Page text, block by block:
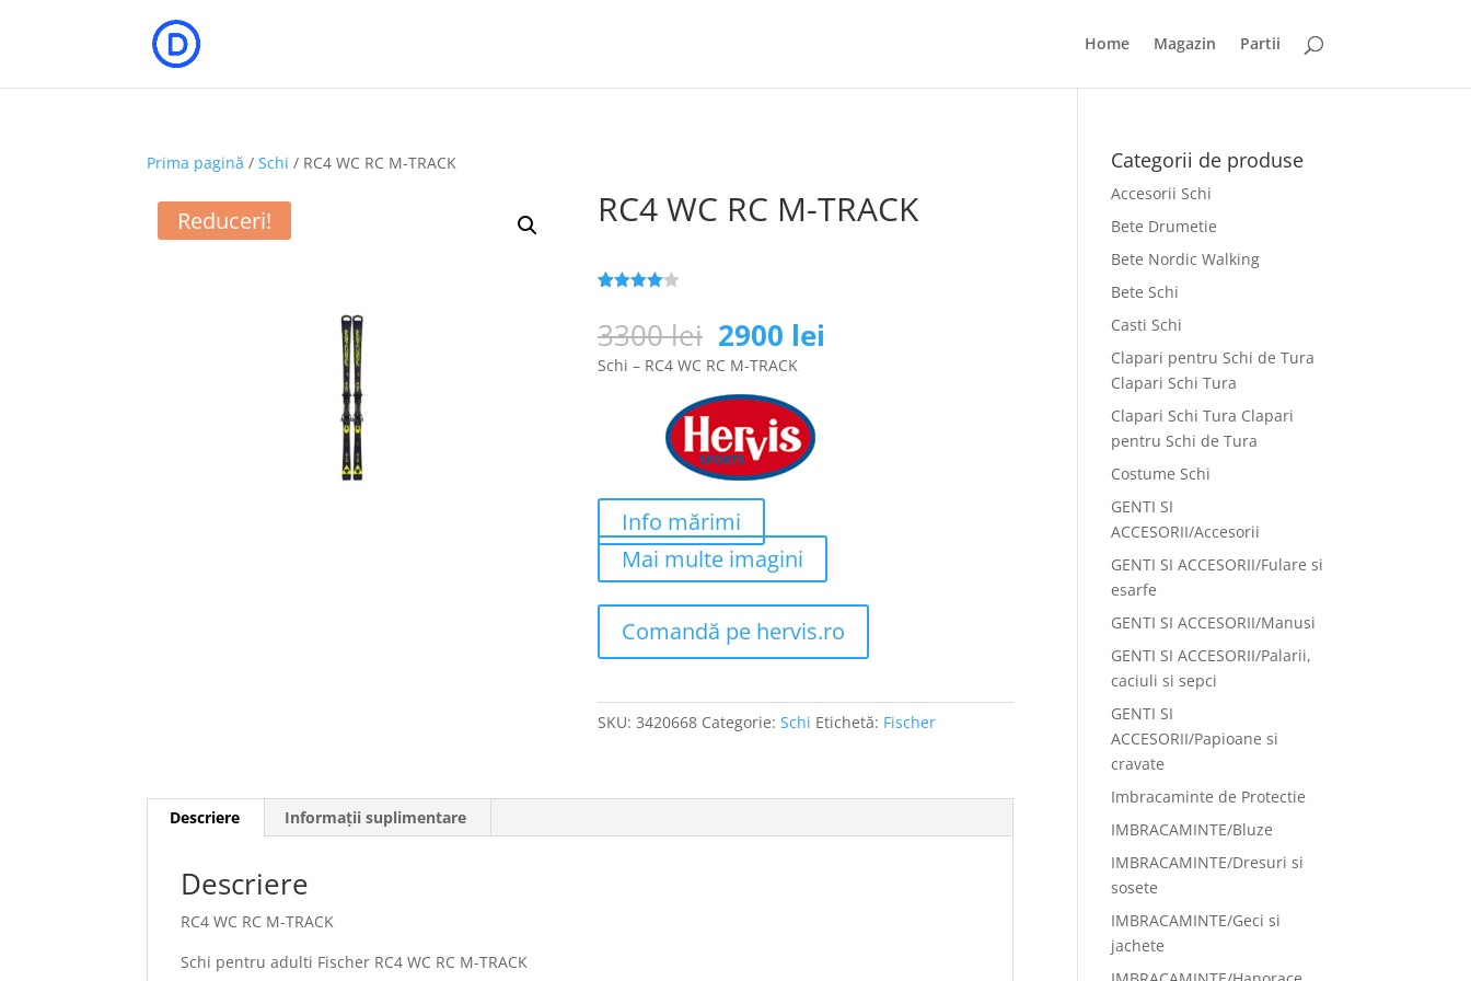
Home Magazin Partii
Prima pagină /Schi / RC4 WC RC M-TRACK
Reduceri! RC4 WC RC M-TRACK
pe baza a
de
evaluări
3300lei Prețul
inițial
a
fost:
3300 lei.
2900 lei
Schi – RC4 WC RC M-TRACK
Info mărimi
Mai multe imagini
Comandă pe hervis.ro
SKU:3420668 Categorie:Schi Etichetă: Fischer
Descriere Informații suplimentare
Descriere
RC4 WC RC M-TRACK
Schi pentru adulti Fischer RC4 WC RC M-TRACK
Categorii de produse
Accesorii Schi
Bete Drumetie
Bete Nordic Walking
Bete Schi
Casti Schi
Clapari pentru Schi de Tura
Clapari Schi Tura
Clapari Schi Tura Clapari
pentru Schi de Tura
Costume Schi
GENTI SI
ACCESORII/Accesorii
GENTI SI ACCESORII/Fulare si
esarfe
GENTI SI ACCESORII/Manusi
GENTI SI ACCESORII/Palarii,
caciuli si sepci
GENTI SI
ACCESORII/Papioane si
cravate
Imbracaminte de Protectie
IMBRACAMINTE/Bluze
IMBRACAMINTE/Dresuri si
sosete
IMBRACAMINTE/Geci si
jachete